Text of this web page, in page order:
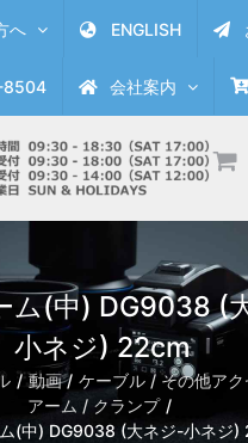
へ ENGLISH
会社案内
ム(中) DG9038 (
小ネジ) 22cm
動画
ケーブル / その他アク
アーム / クランプ
(中) DG9038 (大ネジ-小ネジ)